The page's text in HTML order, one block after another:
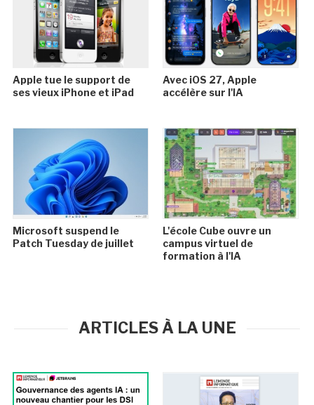
Apple tue le support de
ses vieux iPhone et iPad
Avec iOS 27, Apple
accélère sur l'IA
Microsoft suspend le
Patch Tuesday de juillet
L'école Cube ouvre un
campus virtuel de
formation à l'IA
ARTICLES À LA UNE